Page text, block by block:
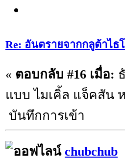
Re: อันตรายจากกลูต้าไธ
« ตอบกลับ #16 เมื่อ:
แบบ ไมเคิ้ล แจ็คสัน
บันทึกการเข้า
chubchub